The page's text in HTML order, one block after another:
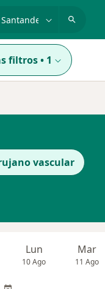
filtros• 1
vascular
Lun
10 Ago
Mar
11 Ago